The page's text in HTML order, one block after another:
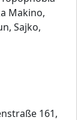
Makino,
Sajko,
161,